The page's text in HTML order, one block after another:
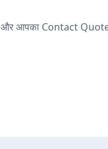
आपका Contact Quote